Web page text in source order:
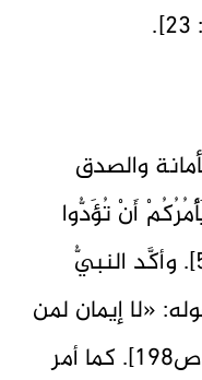
والصدق
أَنْ تُؤَدُّوا
الْأَمَانَاتِ إِلَىٰ أَهْلِهَا} [النساء 58]. وأكَّد النبيُّ
«لا إيمان لمن
لا أمانة له» [بحار الأنوار ج72 ص198]. كما أمر